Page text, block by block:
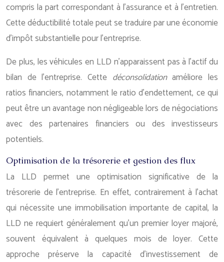
compris la part correspondant à l’assurance et à l’entretien.
Cette déductibilité totale peut se traduire par une économie
d’impôt substantielle pour l’entreprise.
De plus, les véhicules en LLD n’apparaissent pas à l’actif du
bilan de l’entreprise. Cette déconsolidationaméliore les
ratios financiers, notamment le ratio d’endettement, ce qui
peut être un avantage non négligeable lors de négociations
avec des partenaires financiers ou des investisseurs
potentiels.
Optimisation de la trésorerie et gestion des flux
La LLD permet une optimisation significative de la
trésorerie de l’entreprise. En effet, contrairement à l’achat
qui nécessite une immobilisation importante de capital, la
LLD ne requiert généralement qu’un premier loyer majoré,
souvent équivalent à quelques mois de loyer. Cette
approche préserve la capacité d’investissement de